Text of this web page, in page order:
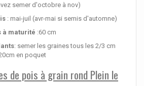
semer d'octobre à nov)
: mai-juil (avr-mai si semis d'automne)
à maturité :60 cm
: semer les graines tous les 2/3 cm
en poquet
de pois à grain rond Plein le